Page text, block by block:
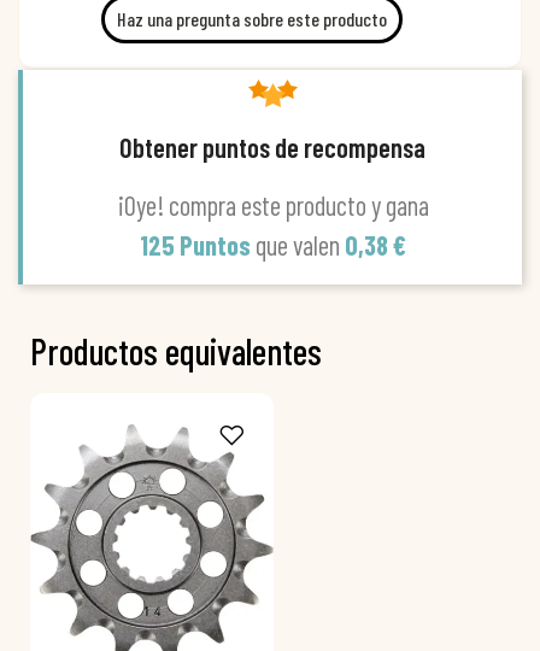
Haz una pregunta sobre este producto
Obtener puntos de recompensa
¡Oye! compra este producto y gana
125 Puntos que valen 0,38 €
Productos equivalentes